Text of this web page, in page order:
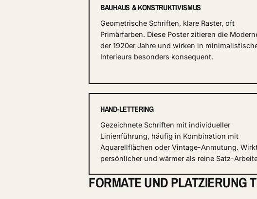
BAUHAUS & KONSTRUKTIVISMUS
Geometrische Schriften, klare Raster, oft
Primärfarben. Diese Poster zitieren die
der 1920er Jahre und wirken in
Interieurs besonders konsequent.
HAND-LETTERING
Gezeichnete Schriften mit individueller
Linienführung, häufig in Kombination mit
Aquarellflächen oder Vintage-Anmutung.
persönlicher und wärmer als reine Satz-
FORMATE UND PLATZIERUNG